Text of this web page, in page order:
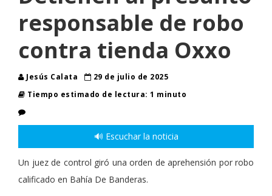
responsable de robo
contra tienda Oxxo
Jesús Calata
29 de julio de 2025
Tiempo estimado de lectura: 1 minuto
🔊 Escuchar la noticia
Un juez de control giró una orden de aprehensión por robo
calificado en Bahía De Banderas.